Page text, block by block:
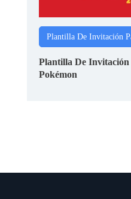
Plantilla De Invitación
Pokémon